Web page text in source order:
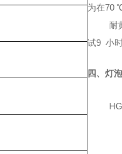
为在70
耐
试9 小
四、灯